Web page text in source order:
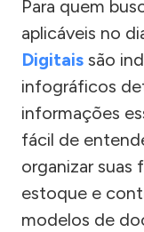
Para quem
aplicáveis no
Digitais são
infográficos
informações
fácil de
organizar suas
estoque e
modelos de